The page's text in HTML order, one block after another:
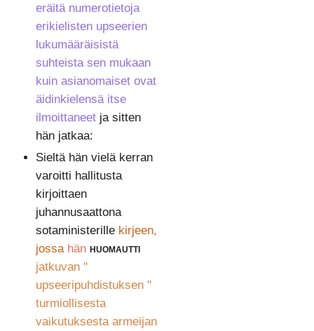
eräitä numerotietoja
erikielisten upseerien
lukumääräisistä
suhteista sen mukaan
kuin asianomaiset ovat
äidinkielensä itse
ilmoittaneetja sitten
hän jatkaa:
Sieltä hän vielä kerran
varoitti hallitusta
kirjoittaen
juhannusaattona
sotaministerille kirjeen,
jossa hän huomautti
jatkuvan "
upseeripuhdistuksen "
turmiollisesta
vaikutuksesta armeijan